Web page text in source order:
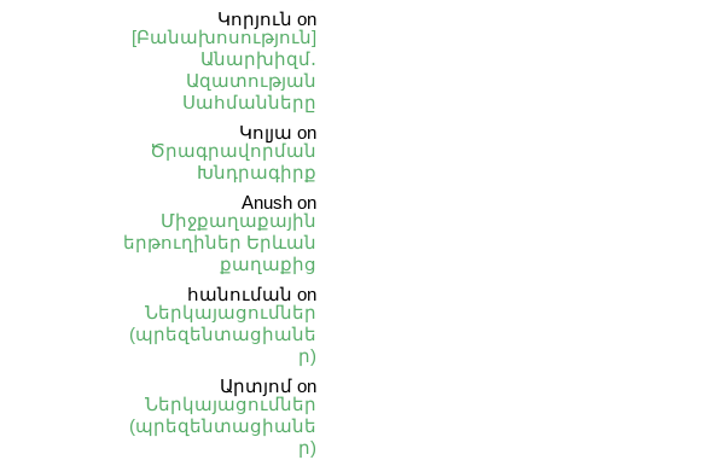
Կորյուն on
[Բանախոսություն]
Անարխիզմ․
Ազատության
Սահմանները
Կոլյա on
Ծրագրավորման
Խնդրագիրք
Anush on
Միջքաղաքային
երթուղիներ Երևան
քաղաքից
հանուման on
Ներկայացումներ
(պրեզենտացիանե
ր)
Արտյոմ on
Ներկայացումներ
(պրեզենտացիանե
ր)